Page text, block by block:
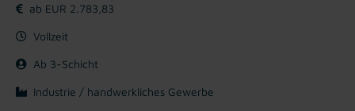
ab EUR 2.783,83
Vollzeit
Ab 3-Schicht
Industrie / handwerkliches Gewerbe